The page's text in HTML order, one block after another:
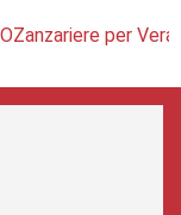
Zanzariere per